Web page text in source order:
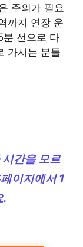
주의가 필요
까지 연장 운
분 선으로 다
가시는 분들
시간을 모르
이지에서 1
.